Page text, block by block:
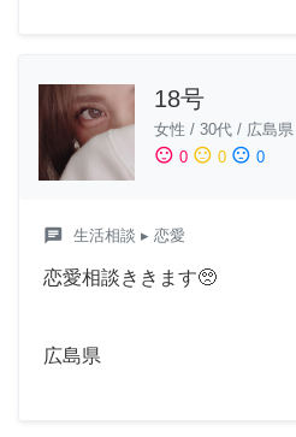
18号
女性 / 30代 / 広島県
sentiment_satisfied 0 sentiment_neutral 0 sentiment_dissatisfied 0
chat 生活相談 ▸ 恋愛
恋愛相談ききます🥺
広島県